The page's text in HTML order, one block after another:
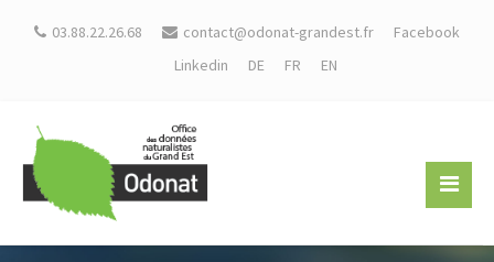
03.88.22.26.68 contact@odonat-grandest.fr
Facebook
Linkedin
DE FR EN